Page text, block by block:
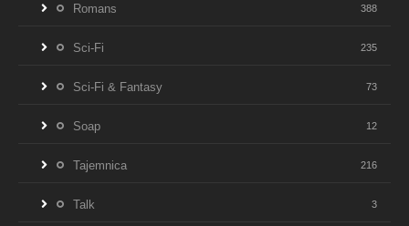
Romans 388
Sci-Fi 235
Sci-Fi & Fantasy 73
Soap 12
Tajemnica 216
Talk 3